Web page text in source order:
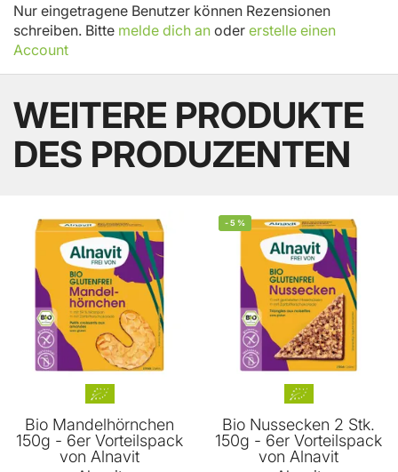
Nur eingetragene Benutzer können Rezensionen
schreiben. Bitte melde dich an oder erstelle einen
Account
WEITERE PRODUKTE
DES PRODUZENTEN
Bio Mandelhörnchen
150g - 6er Vorteilspack
von Alnavit
-5 %
Bio Nussecken 2 Stk.
150g - 6er Vorteilspack
von Alnavit